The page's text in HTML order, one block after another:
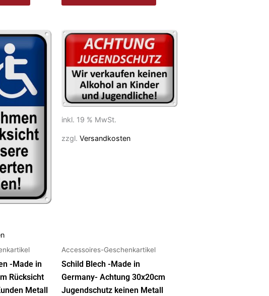
-Made in
Rücksicht
Metall
inkl. 19 % MwSt.
zzgl. Versandkosten
Accessoires-Geschenkartikel
Schild Blech -Made in
Germany- Achtung 30x20cm
Jugendschutz keinen Metall